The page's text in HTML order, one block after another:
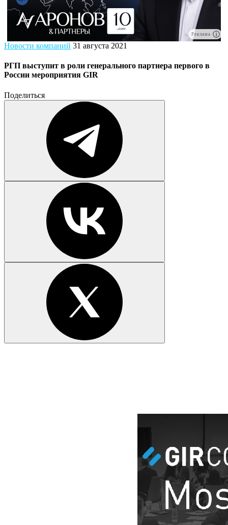
Реклама
Новости компаний 31 августа 2021
РГП выступит в роли генерального партнера первого в
России мероприятия GIR
Поделиться